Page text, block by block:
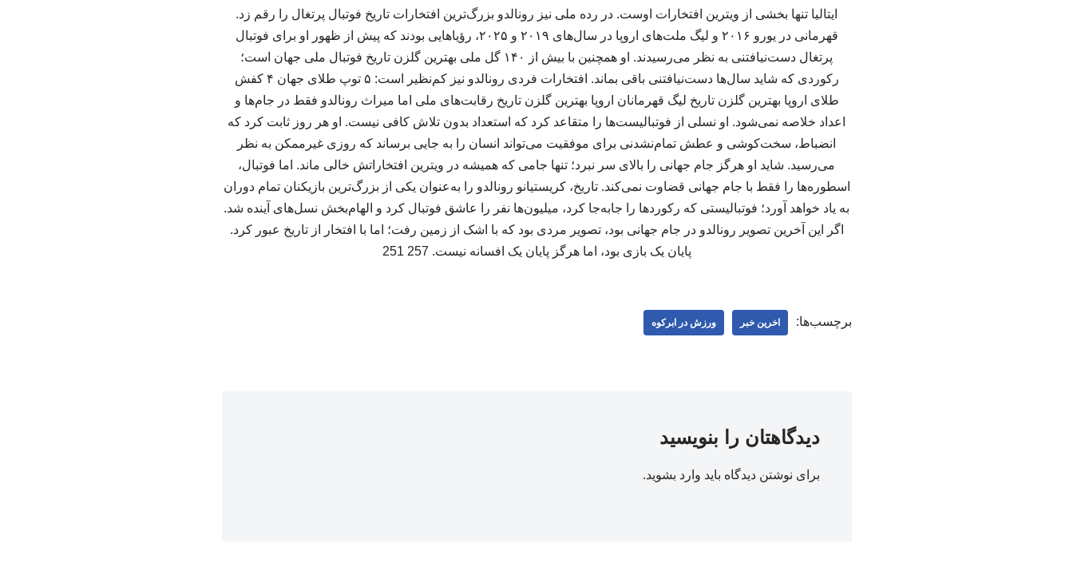
ایتالیا تنها بخشی از ویترین افتخارات اوست. در رده ملی نیز رونالدو بزرگ‌ترین افتخارات تاریخ فوتبال پرتغال را رقم زد.
قهرمانی در یورو ۲۰۱۶ و لیگ ملت‌های اروپا در سال‌های ۲۰۱۹ و ۲۰۲۵، رؤیاهایی بودند که پیش از ظهور او برای فوتبال
پرتغال دست‌نیافتنی به نظر می‌رسیدند. او همچنین با بیش از ۱۴۰ گل ملی بهترین گلزن تاریخ فوتبال ملی جهان است؛
رکوردی که شاید سال‌ها دست‌نیافتنی باقی بماند. افتخارات فردی رونالدو نیز کم‌نظیر است: ۵ توپ طلای جهان ۴ کفش
طلای اروپا بهترین گلزن تاریخ لیگ قهرمانان اروپا بهترین گلزن تاریخ رقابت‌های ملی اما میراث رونالدو فقط در جام‌ها و
اعداد خلاصه نمی‌شود. او نسلی از فوتبالیست‌ها را متقاعد کرد که استعداد بدون تلاش کافی نیست. او هر روز ثابت کرد که
انضباط، سخت‌کوشی و عطش تمام‌نشدنی برای موفقیت می‌تواند انسان را به جایی برساند که روزی غیرممکن به نظر
می‌رسید. شاید او هرگز جام جهانی را بالای سر نبرد؛ تنها جامی که همیشه در ویترین افتخاراتش خالی ماند. اما فوتبال،
اسطوره‌ها را فقط با جام جهانی قضاوت نمی‌کند. تاریخ، کریستیانو رونالدو را به‌عنوان یکی از بزرگ‌ترین بازیکنان تمام دوران
به یاد خواهد آورد؛ فوتبالیستی که رکوردها را جابه‌جا کرد، میلیون‌ها نفر را عاشق فوتبال کرد و الهام‌بخش نسل‌های آینده شد.
اگر این آخرین تصویر رونالدو در جام جهانی بود، تصویر مردی بود که با اشک از زمین رفت؛ اما با افتخار از تاریخ عبور کرد.
پایان یک بازی بود، اما هرگز پایان یک افسانه نیست. 257 251
برچسب‌ها: اخرین خبر ورزش در ابرکوه
دیدگاهتان را بنویسید
برای نوشتن دیدگاه باید وارد بشوید.